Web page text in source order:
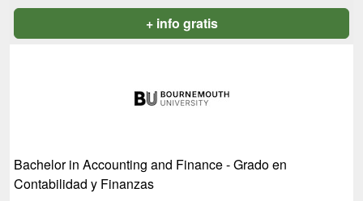
+ info gratis
Bachelor in Accounting and Finance - Grado en
Contabilidad y Finanzas